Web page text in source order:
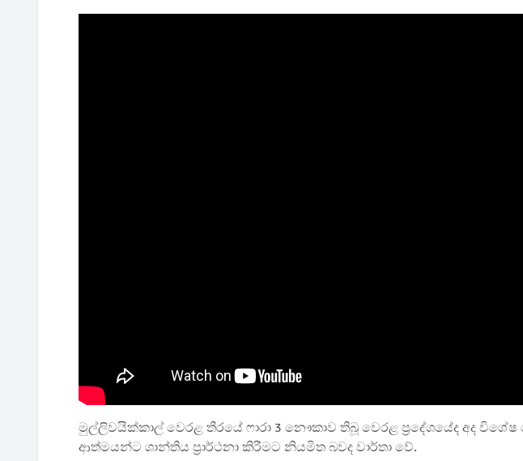
මුල්ලිවයික්කාල් වෙරළ තීරයේ ෆාරා 3 නෞකාව තිබූ වෙරළ ප්‍රදේශයේද අද
ආත්මයන්ට ශාන්තිය ප්‍රාර්ථනා කිරීමට නියමිත බවද වාර්තා වේ.